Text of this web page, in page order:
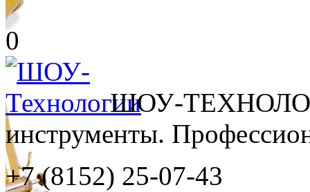
0
ШОУ-
инструменты.
+7 (8152) 25-07-43